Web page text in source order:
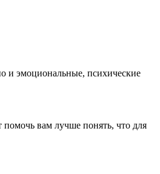
и эмоциональные, психические
вам лучше понять, что для